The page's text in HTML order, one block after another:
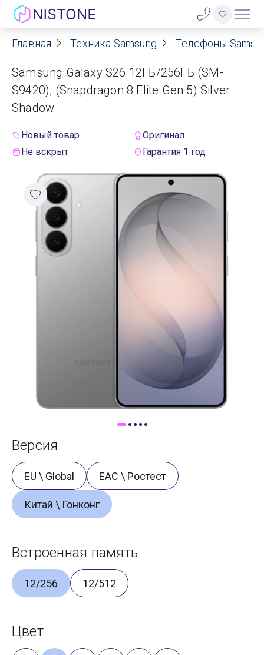
Акции
О нас
Блог
Договор оферты
Реквизиты
Контакты
Гарантия
Главная Техника Samsung Телефоны
Samsung Galaxy S26 12ГБ/256ГБ (SM-
S9420), (Snapdragon 8 Elite Gen 5) Silver
Shadow
Новый товар
Оригинал
Не вскрыт
Гарантия 1 год
Версия
EU \ Global ЕАС \ Ростест
Китай \ Гонконг
Встроенная память
12/256 12/512
Цвет